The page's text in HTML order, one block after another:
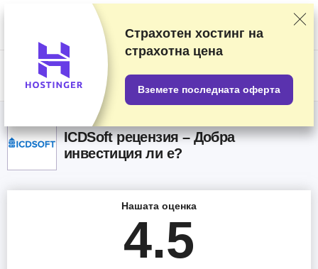
Класираме доставчиците на базата на подробни тестове и
проучвания, но също така вземаме предвид вашите отзиви и
търговски си споразумения с различните доставчици. Тази страница
съдържа партньорски връзки. Разкриване на реклама.
US$
ICDSoft рецензия – Добра
инвестиция ли е?
Нашата оценка
4.5
Страхотен хостинг на
страхотна цена
Вземете последната оферта